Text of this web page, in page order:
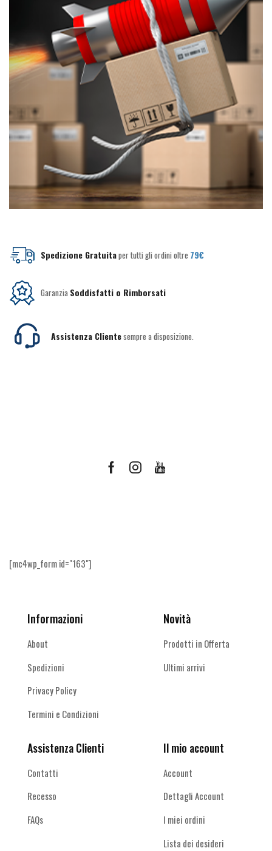
del
prodotto
del
prodotto
Spedizione Gratuitaper tutti gli ordini oltre 79€
GaranziaSoddisfatti o Rimborsati
Assistenza Clientesempre a disposizione.
FacebookInstagramYoutube
[mc4wp_form id="163"]
Informazioni
About
Spedizioni
Privacy Policy
Termini e Condizioni
Novità
Prodotti in Offerta
Ultimi arrivi
Assistenza Clienti
Contatti
Recesso
FAQs
Il mio account
Account
Dettagli Account
I miei ordini
Lista dei desideri